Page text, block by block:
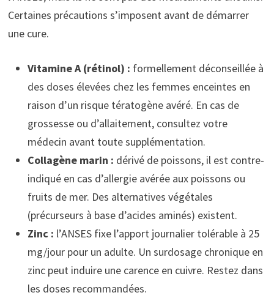
Certaines précautions s’imposent avant de démarrer
une cure.
Vitamine A (rétinol) : formellement déconseillée à
des doses élevées chez les femmes enceintes en
raison d’un risque tératogène avéré. En cas de
grossesse ou d’allaitement, consultez votre
médecin avant toute supplémentation.
Collagène marin : dérivé de poissons, il est contre-
indiqué en cas d’allergie avérée aux poissons ou
fruits de mer. Des alternatives végétales
(précurseurs à base d’acides aminés) existent.
Zinc : l’ANSES fixe l’apport journalier tolérable à 25
mg/jour pour un adulte. Un surdosage chronique en
zinc peut induire une carence en cuivre. Restez dans
les doses recommandées.